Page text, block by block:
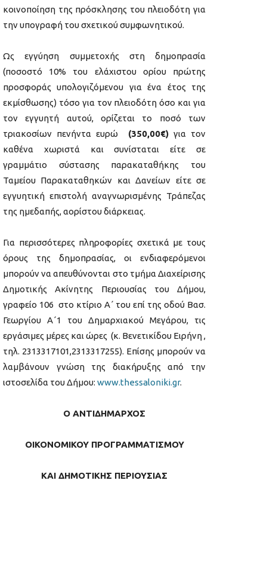
κοινοποίηση της πρόσκλησης του πλειοδότη για
την υπογραφή του σχετικού συμφωνητικού.
Ως εγγύηση συμμετοχής στη δημοπρασία
(ποσοστό 10% του ελάχιστου ορίου πρώτης
προσφοράς υπολογιζόμενου για ένα έτος της
εκμίσθωσης) τόσο για τον πλειοδότη όσο και για
τον εγγυητή αυτού, ορίζεται το ποσό των
τριακοσίων πενήντα ευρώ (350,00€)για τον
καθένα χωριστά και συνίσταται είτε σε
γραμμάτιο σύστασης παρακαταθήκης του
Ταμείου Παρακαταθηκών και Δανείων είτε σε
εγγυητική επιστολή αναγνωρισμένης Τράπεζας
της ημεδαπής, αορίστου διάρκειας.
Για περισσότερες πληροφορίες σχετικά με τους
όρους της δημοπρασίας, οι ενδιαφερόμενοι
μπορούν να απευθύνονται στο τμήμα Διαχείρισης
Δημοτικής Ακίνητης Περιουσίας του Δήμου,
γραφείο 106 στο κτίριο Α΄ του επί της οδού Βασ.
Γεωργίου Α΄1 του Δημαρχιακού Μεγάρου, τις
εργάσιμες μέρες και ώρες (κ. Βενετικίδου Ειρήνη ,
τηλ. 2313317101,2313317255). Επίσης μπορούν να
λαμβάνουν γνώση της διακήρυξης από την
ιστοσελίδα του Δήμου: www.thessaloniki.gr.
Ο ΑΝΤΙΔΗΜΑΡΧΟΣ
ΟΙΚΟΝΟΜΙΚΟΥ ΠΡΟΓΡΑΜΜΑΤΙΣΜΟΥ
ΚΑΙ ΔΗΜΟΤΙΚΗΣ ΠΕΡΙΟΥΣΙΑΣ